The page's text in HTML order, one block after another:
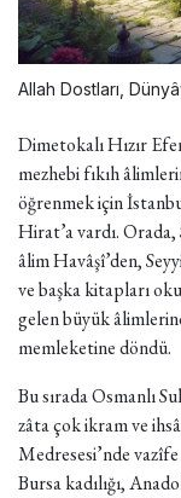
Allah Dostları,
Dimetokalı Hızır
mezhebi fıkıh
öğrenmek için
Hirat’a vardı.
âlim Havâşî’den,
ve başka kitapları
gelen büyük
memleketine döndü.
Bu sırada Osmanlı
zâta çok ikram ve
Medresesi’nde
Bursa kadılığı,